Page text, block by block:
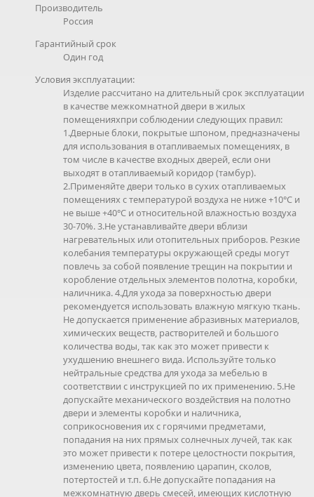
Производитель
Россия
Гарантийный срок
Один год
Условия эксплуатации:
Изделие рассчитано на длительный срок эксплуатации
в качестве межкомнатной двери в жилых
помещенияхпри соблюдении следующих правил:
1.Дверные блоки, покрытые шпоном, предназначены
для использования в отапливаемых помещениях, в
том числе в качестве входных дверей, если они
выходят в отапливаемый коридор (тамбур).
2.Применяйте двери только в сухих отапливаемых
помещениях с температурой воздуха не ниже +10°С и
не выше +40°С и относительной влажностью воздуха
30-70%. 3.Не устанавливайте двери вблизи
нагревательных или отопительных приборов. Резкие
колебания температуры окружающей среды могут
повлечь за собой появление трещин на покрытии и
коробление отдельных элементов полотна, коробки,
наличника. 4.Для ухода за поверхностью двери
рекомендуется использовать влажную мягкую ткань.
Не допускается применение абразивных материалов,
химических веществ, растворителей и большого
количества воды, так как это может привести к
ухудшению внешнего вида. Используйте только
нейтральные средства для ухода за мебелью в
соответствии с инструкцией по их применению. 5.Не
допускайте механического воздействия на полотно
двери и элементы коробки и наличника,
соприкосновения их с горячими предметами,
попадания на них прямых солнечных лучей, так как
это может привести к потере целостности покрытия,
изменению цвета, появлению царапин, сколов,
потертостей и т.п. 6.Не допускайте попадания на
межкомнатную дверь смесей, имеющих кислотную